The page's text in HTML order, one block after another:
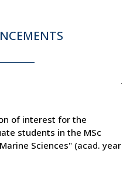
of interest for the
students in the MSc
Sciences" (acad. year